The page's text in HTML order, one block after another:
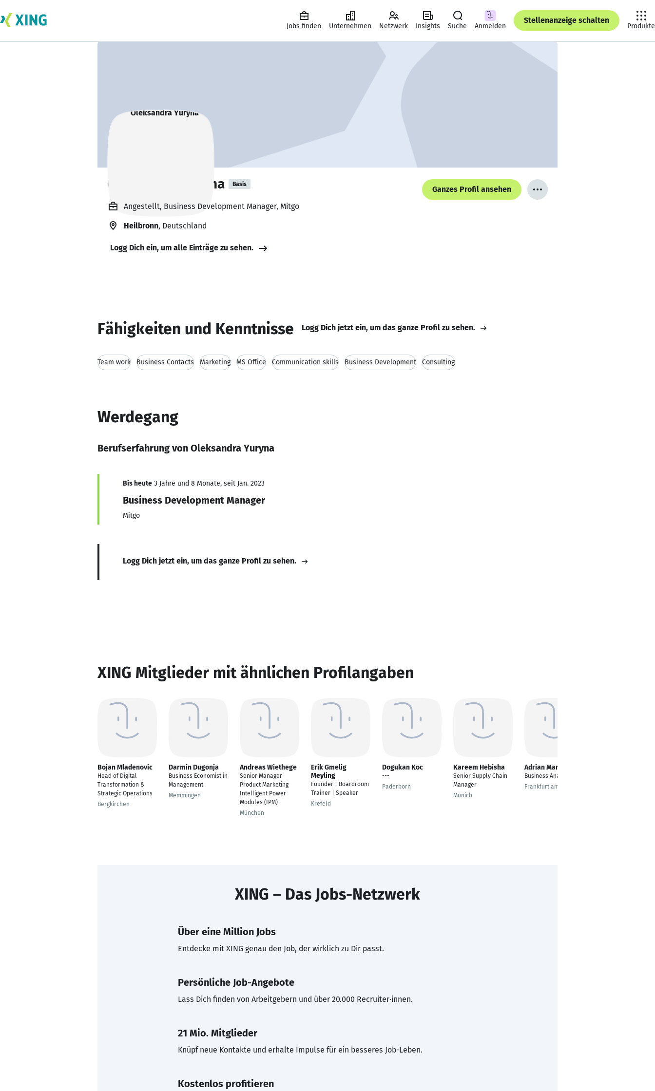
Jobs finden Unternehmen Netzwerk Insights Suche Anmelden
Stellenanzeige schalten
Produkte
Oleksandra Yuryna Basis
Ganzes Profil ansehen
Angestellt, Business Development Manager, Mitgo
Heilbronn, Deutschland
Logg Dich ein, um alle Einträge zu sehen.
Fähigkeiten und Kenntnisse Logg Dich jetzt ein, um das ganze Profil zu sehen.
Team work Business Contacts Marketing MS Office Communication skills Business Development Consulting
Werdegang
Berufserfahrung von Oleksandra Yuryna
Bis heute 3 Jahre und 8 Monate, seit Jan. 2023
Business Development Manager
Mitgo
Logg Dich jetzt ein, um das ganze Profil zu sehen.
XING Mitglieder mit ähnlichen Profilangaben
Bojan Mladenovic
Head of Digital
Transformation &
Strategic Operations
Bergkirchen
Darmin Dugonja
Business Economist in
Management
Memmingen
Andreas Wiethege
Senior Manager
Product Marketing
Intelligent Power
Modules (IPM)
München
Erik Gmelig
Meyling
Founder | Boardroom
Trainer | Speaker
Krefeld
Dogukan Koc
---
Paderborn
Kareem Hebisha
Senior Supply Chain
Manager
Munich
Adrian Manelski
Business Analyst
Frankfurt am Main
XING – Das Jobs-Netzwerk
Über eine Million Jobs
Entdecke mit XING genau den Job, der wirklich zu Dir passt.
Persönliche Job-Angebote
Lass Dich finden von Arbeitgebern und über 20.000 Recruiter·innen.
21 Mio. Mitglieder
Knüpf neue Kontakte und erhalte Impulse für ein besseres Job-Leben.
Kostenlos profitieren